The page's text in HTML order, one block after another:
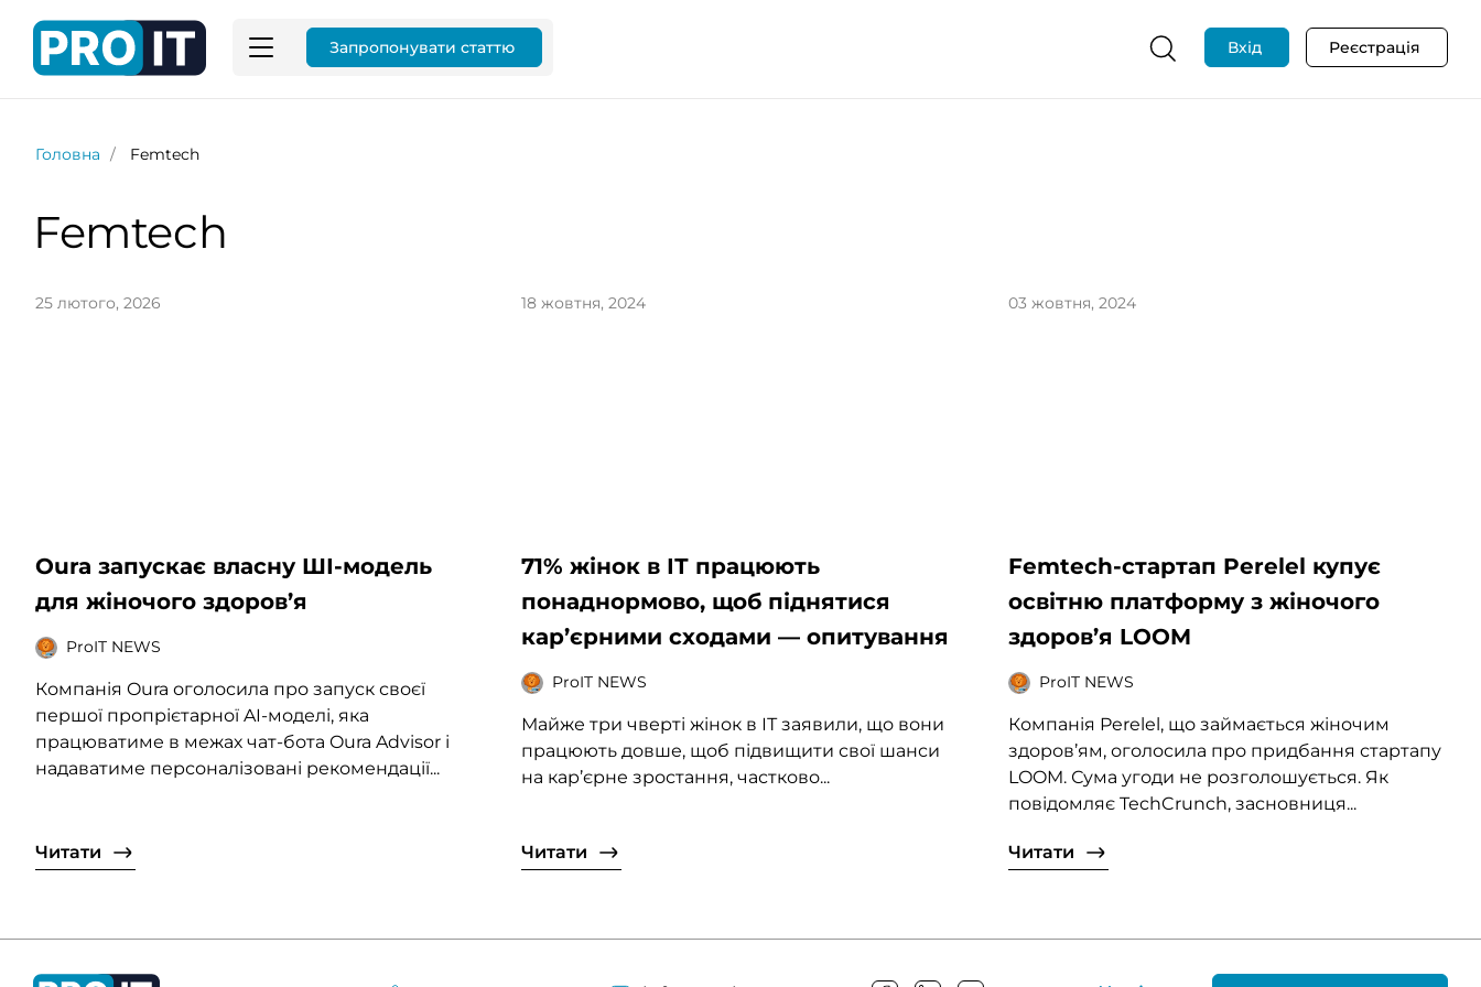
Запропонувати статтю Вхід Реєстрація
Головна Femtech
Femtech
25 лютого, 2026
Oura запускає власну ШІ-модель
для жіночого здоров’я
ProIT NEWS
Компанія Oura оголосила про запуск своєї
першої пропрієтарної AI-моделі, яка
працюватиме в межах чат-бота Oura Advisor і
надаватиме персоналізовані рекомендації...
Читати
18 жовтня, 2024
71% жінок в ІТ працюють
понаднормово, щоб піднятися
кар’єрними сходами — опитування
ProIT NEWS
Майже три чверті жінок в ІТ заявили, що вони
працюють довше, щоб підвищити свої шанси
на кар’єрне зростання, частково...
Читати
03 жовтня, 2024
Femtech-стартап Perelel купує
освітню платформу з жіночого
здоров’я LOOM
ProIT NEWS
Компанія Perelel, що займається жіночим
здоров’ям, оголосила про придбання стартапу
LOOM. Сума угоди не розголошується. Як
повідомляє TechCrunch, засновниця...
Читати